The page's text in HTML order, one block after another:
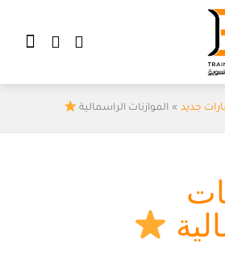
Cart
جديد الموازنات الراسمالية